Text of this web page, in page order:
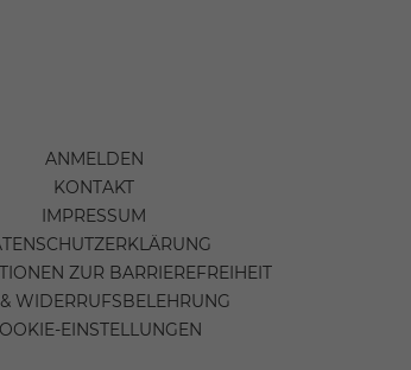
ANMELDEN
KONTAKT
IMPRESSUM
ZUR BARRIEREFREIHEIT
WIDERRUFSBELEHRUNG
EINSTELLUNGEN